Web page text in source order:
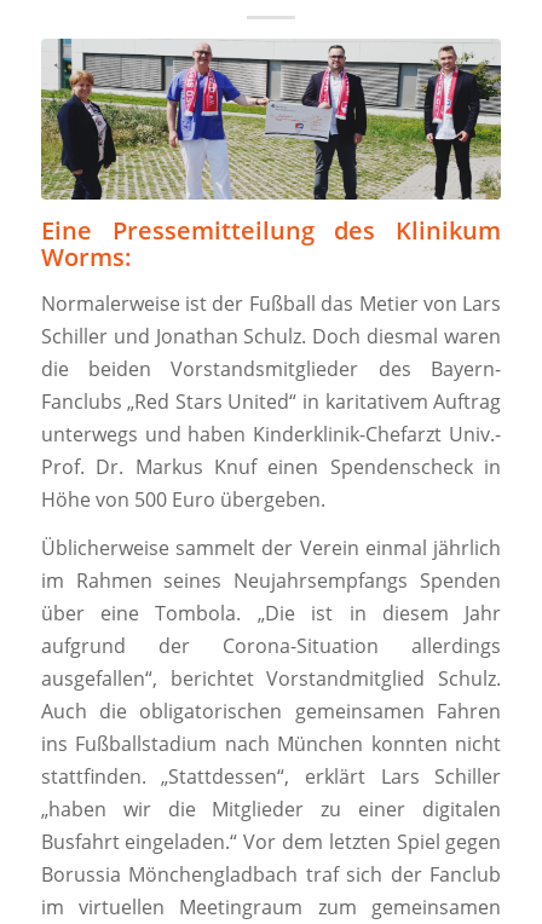
Eine Pressemitteilung des Klinikum
Worms:
Normalerweise ist der Fußball das Metier von Lars
Schiller und Jonathan Schulz. Doch diesmal waren
die beiden Vorstandsmitglieder des Bayern-
Fanclubs „Red Stars United“ in karitativem Auftrag
unterwegs und haben Kinderklinik-Chefarzt Univ.-
Prof. Dr. Markus Knuf einen Spendenscheck in
Höhe von 500 Euro übergeben.
Üblicherweise sammelt der Verein einmal jährlich
im Rahmen seines Neujahrsempfangs Spenden
über eine Tombola. „Die ist in diesem Jahr
aufgrund der Corona-Situation allerdings
ausgefallen“, berichtet Vorstandmitglied Schulz.
Auch die obligatorischen gemeinsamen Fahren
ins Fußballstadium nach München konnten nicht
stattfinden. „Stattdessen“, erklärt Lars Schiller
„haben wir die Mitglieder zu einer digitalen
Busfahrt eingeladen.“ Vor dem letzten Spiel gegen
Borussia Mönchengladbach traf sich der Fanclub
im virtuellen Meetingraum zum gemeinsamen